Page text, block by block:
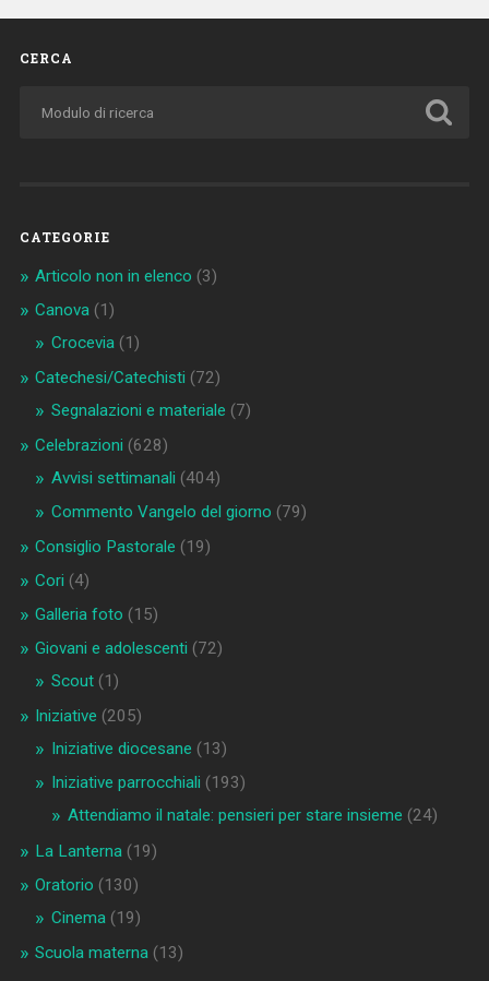
CERCA
CATEGORIE
Articolo non in elenco (3)
Canova(1)
Crocevia(1)
Catechesi/Catechisti (72)
Segnalazioni e materiale (7)
Celebrazioni (628)
Avvisi settimanali (404)
Commento Vangelo del giorno (79)
Consiglio Pastorale (19)
Cori (4)
Galleria foto (15)
Giovani e adolescenti (72)
Scout(1)
Iniziative (205)
Iniziative diocesane (13)
Iniziative parrocchiali (193)
Attendiamo il natale: pensieri per stare insieme (24)
La Lanterna(19)
Oratorio (130)
Cinema(19)
Scuola materna(13)